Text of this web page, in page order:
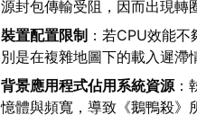
源封包傳輸受阻，因而出現轉
裝置配置限制 ：若CPU效能
別是在複雜地圖下的載入遲滯
背景應用程式佔用系統資源
憶體與頻寬，導致《鵝鴨殺》